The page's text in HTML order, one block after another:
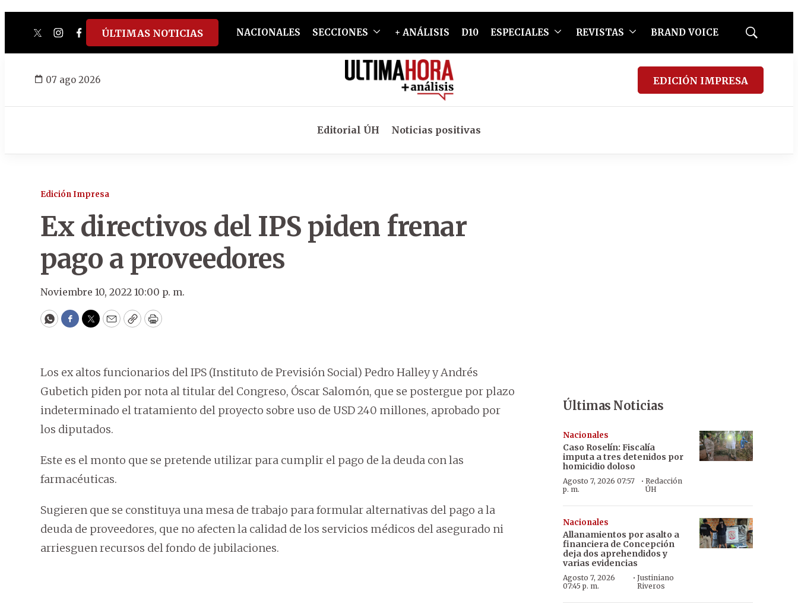
twitterinstagram
facebook
tiktokyoutube
spotify
ÚLTIMAS NOTICIAS NACIONALES SECCIONES + ANÁLISIS D10 ESPECIALES REVISTAS BRAND VOICE
Mostrar
07 ago 2026 EDICIÓN IMPRESA
Editorial ÚH Noticias positivas
Edición Impresa
Ex directivos del IPS piden frenar
pago a proveedores
Noviembre 10, 2022 10:00 p. m.
WhatsApp
Facebook
Twitter
EmailCopyPrint
Los ex altos funcionarios del IPS (Instituto de Previsión Social) Pedro Halley y Andrés
Gubetich piden por nota al titular del Congreso, Óscar Salomón, que se postergue por plazo
indeterminado el tratamiento del proyecto sobre uso de USD 240 millones, aprobado por
los diputados.
Este es el monto que se pretende utilizar para cumplir el pago de la deuda con las
farmacéuticas.
Sugieren que se constituya una mesa de trabajo para formular alternativas del pago a la
deuda de proveedores, que no afecten la calidad de los servicios médicos del asegurado ni
arriesguen recursos del fondo de jubilaciones.
Últimas Noticias
Nacionales
Caso Roselín: Fiscalía
imputa a tres detenidos por
homicidio doloso
Agosto 7, 2026 07:57
p. m.
· Redacción
ÚH
Nacionales
Allanamientos por asalto a
financiera de Concepción
deja dos aprehendidos y
varias evidencias
Agosto 7, 2026
07:45 p. m.
·Justiniano
Riveros